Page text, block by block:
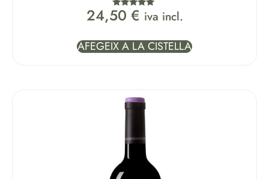
Puntuat amb
5.00
24,50 € iva incl.
AFEGEIX A LA CISTELLA